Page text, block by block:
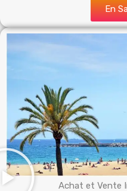
En
Achat et Vente